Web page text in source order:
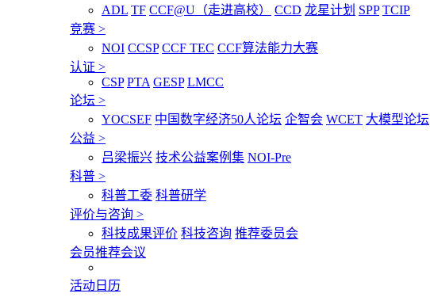
ADL TF CCF@U（走进高校） CCD 龙星计划 SPP TCIP
竞赛 >
NOI CCSP CCF TEC CCF算法能力大赛
认证 >
CSP PTA GESP LMCC
论坛 >
YOCSEF 中国数字经济50人论坛 企智会 WCET 大模型论坛
公益 >
吕梁振兴 技术公益案例集 NOI-Pre
科普 >
科普工委 科普研学
评价与咨询 >
科技成果评价 科技咨询 推荐委员会
会员推荐会议
活动日历